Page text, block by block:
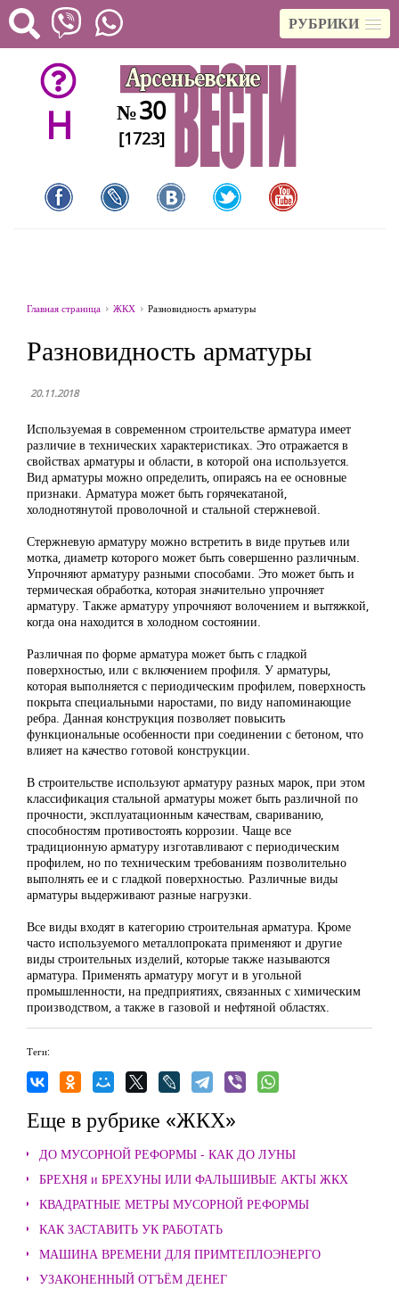
РУБРИКИ
H №30
[1723]
Главная страница ЖКХ Разновидность арматуры
Разновидность арматуры
20.11.2018
Используемая в современном строительстве арматура имеет
различие в технических характеристиках. Это отражается в
свойствах арматуры и области, в которой она используется.
Вид арматуры можно определить, опираясь на ее основные
признаки. Арматура может быть горячекатаной,
холоднотянутой проволочной и стальной стержневой.
Стержневую арматуру можно встретить в виде прутьев или
мотка, диаметр которого может быть совершенно различным.
Упрочняют арматуру разными способами. Это может быть и
термическая обработка, которая значительно упрочняет
арматуру. Также арматуру упрочняют волочением и вытяжкой,
когда она находится в холодном состоянии.
Различная по форме арматура может быть с гладкой
поверхностью, или с включением профиля. У арматуры,
которая выполняется с периодическим профилем, поверхность
покрыта специальными наростами, по виду напоминающие
ребра. Данная конструкция позволяет повысить
функциональные особенности при соединении с бетоном, что
влияет на качество готовой конструкции.
В строительстве используют арматуру разных марок, при этом
классификация стальной арматуры может быть различной по
прочности, эксплуатационным качествам, свариванию,
способностям противостоять коррозии. Чаще все
традиционную арматуру изготавливают с периодическим
профилем, но по техническим требованиям позволительно
выполнять ее и с гладкой поверхностью. Различные виды
арматуры выдерживают разные нагрузки.
Все виды входят в категорию строительная арматура. Кроме
часто используемого металлопроката применяют и другие
виды строительных изделий, которые также называются
арматура. Применять арматуру могут и в угольной
промышленности, на предприятиях, связанных с химическим
производством, а также в газовой и нефтяной областях.
Теги:
Еще в рубрике «ЖКХ»
ДО МУСОРНОЙ РЕФОРМЫ - КАК ДО ЛУНЫ
БРЕХНЯ и БРЕХУНЫ ИЛИ ФАЛЬШИВЫЕ АКТЫ ЖКХ
КВАДРАТНЫЕ МЕТРЫ МУСОРНОЙ РЕФОРМЫ
КАК ЗАСТАВИТЬ УК РАБОТАТЬ
МАШИНА ВРЕМЕНИ ДЛЯ ПРИМТЕПЛОЭНЕРГО
УЗАКОНЕННЫЙ ОТЪЁМ ДЕНЕГ